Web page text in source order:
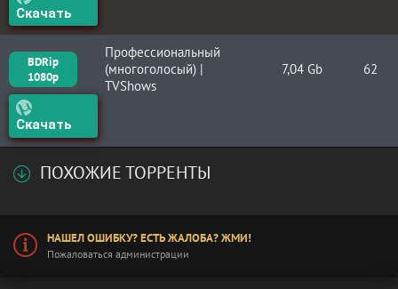
Скачать
BDRip
1080p
Профессиональный
(многоголосый) |
TVShows
7,04 Gb 62
Скачать
ПОХОЖИЕ ТОРРЕНТЫ
НАШЕЛ ОШИБКУ? ЕСТЬ ЖАЛОБА? ЖМИ!
Пожаловаться администрации